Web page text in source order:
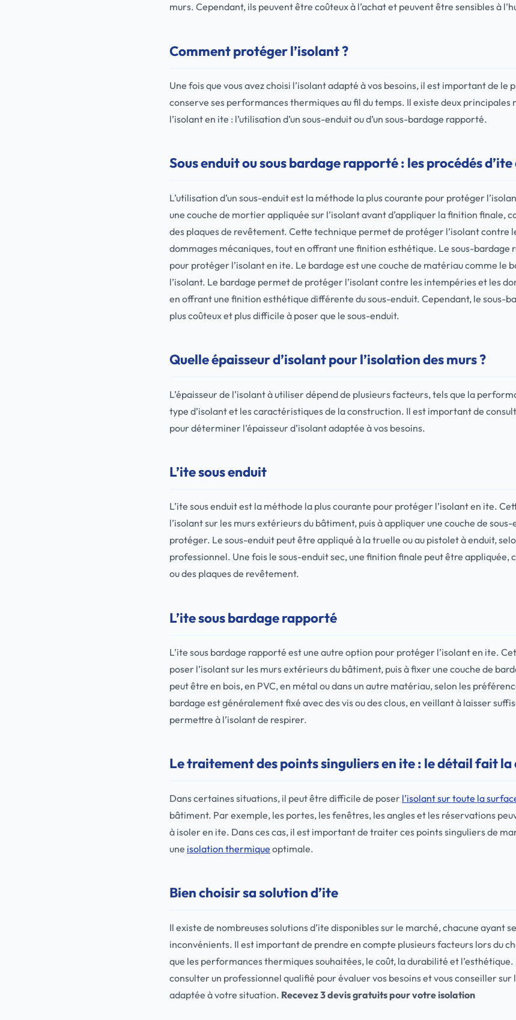
murs. Cependant, ils peuvent être coûteux à l’achat et peuvent être sensibles à
Comment protéger l’isolant ?
Une fois que vous avez choisi l’isolant adapté à vos besoins, il est important de le
conserve ses performances thermiques au fil du temps. Il existe deux
l’isolant en ite : l’utilisation d’un sous-enduit ou d’un sous-bardage rapporté.
Sous enduit ou sous bardage rapporté : les procédés d’ite
L’utilisation d’un sous-enduit est la méthode la plus courante pour protéger
une couche de mortier appliquée sur l’isolant avant d’appliquer la finition finale,
des plaques de revêtement. Cette technique permet de protéger l’isolant contre
dommages mécaniques, tout en offrant une finition esthétique. Le sous-bardage
pour protéger l’isolant en ite. Le bardage est une couche de matériau comme le
l’isolant. Le bardage permet de protéger l’isolant contre les intempéries et les
en offrant une finition esthétique différente du sous-enduit. Cependant, le sous-
plus coûteux et plus difficile à poser que le sous-enduit.
Quelle épaisseur d’isolant pour l’isolation des murs ?
L’épaisseur de l’isolant à utiliser dépend de plusieurs facteurs, tels que la
type d’isolant et les caractéristiques de la construction. Il est important de
pour déterminer l’épaisseur d’isolant adaptée à vos besoins.
L’ite sous enduit
L’ite sous enduit est la méthode la plus courante pour protéger l’isolant en ite.
l’isolant sur les murs extérieurs du bâtiment, puis à appliquer une couche de
protéger. Le sous-enduit peut être appliqué à la truelle ou au pistolet à enduit,
professionnel. Une fois le sous-enduit sec, une finition finale peut être appliquée,
ou des plaques de revêtement.
L’ite sous bardage rapporté
L’ite sous bardage rapporté est une autre option pour protéger l’isolant en ite.
poser l’isolant sur les murs extérieurs du bâtiment, puis à fixer une couche de
peut être en bois, en PVC, en métal ou dans un autre matériau, selon les
bardage est généralement fixé avec des vis ou des clous, en veillant à laisser
permettre à l’isolant de respirer.
Le traitement des points singuliers en ite : le détail fait
Dans certaines situations, il peut être difficile de poser l’isolant sur toute la
bâtiment. Par exemple, les portes, les fenêtres, les angles et les réservations
à isoler en ite. Dans ces cas, il est important de traiter ces points singuliers de
une isolation thermique optimale.
Bien choisir sa solution d’ite
Il existe de nombreuses solutions d’ite disponibles sur le marché, chacune ayant
inconvénients. Il est important de prendre en compte plusieurs facteurs lors du
que les performances thermiques souhaitées, le coût, la durabilité et
consulter un professionnel qualifié pour évaluer vos besoins et vous conseiller sur
adaptée à votre situation. Recevez 3 devis gratuits pour votre isolation